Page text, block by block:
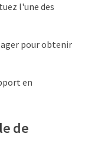
l'une des
pour obtenir
en
de